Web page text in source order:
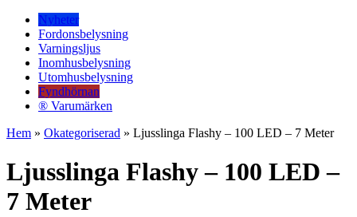
Nyheter
Fordonsbelysning
Varningsljus
Inomhusbelysning
Utomhusbelysning
Fyndhörnan
® Varumärken
Hem » Okategoriserad » Ljusslinga Flashy – 100 LED – 7 Meter
Ljusslinga Flashy – 100 LED –
7 Meter